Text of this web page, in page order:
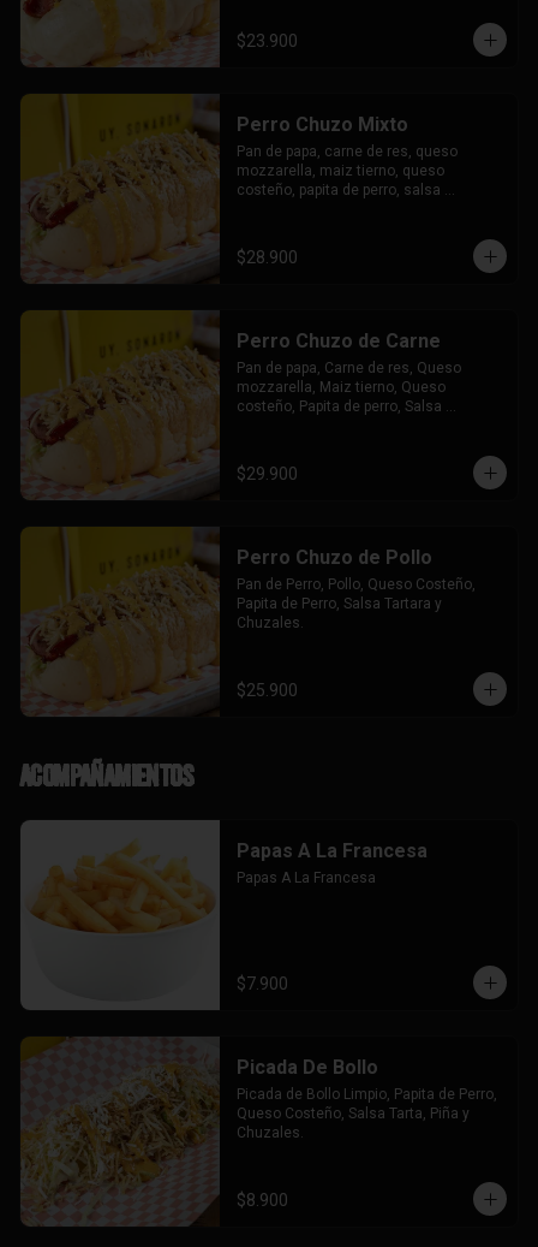
$23.900
Perro Chuzo Mixto
Pan de papa, carne de res, queso
mozzarella, maiz tierno, queso
costeño, papita de perro, salsa
$28.900
Perro Chuzo de Carne
Pan de papa, Carne de res, Queso
mozzarella, Maiz tierno, Queso
costeño, Papita de perro, Salsa
$29.900
Perro Chuzo de Pollo
Pan de Perro, Pollo, Queso Costeño,
Papita de Perro, Salsa Tartara y
Chuzales.
$25.900
Acompañamientos
Papas A La Francesa
Papas A La Francesa
$7.900
Picada De Bollo
Picada de Bollo Limpio, Papita de Perro,
Queso Costeño, Salsa Tarta, Piña y
Chuzales.
$8.900